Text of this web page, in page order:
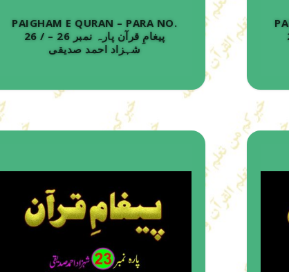
PAIGHAM E QURAN – PARA NO.
26 / پیغامِ قرآن پارہ نمبر 26 –
شہزاد احمد صدیقی
–